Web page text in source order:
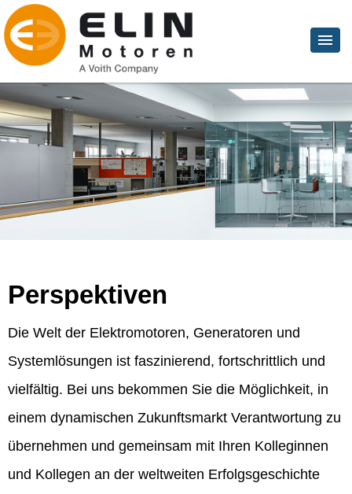
Perspektiven
Die Welt der Elektromotoren, Generatoren und
Systemlösungen ist faszinierend, fortschrittlich und
vielfältig. Bei uns bekommen Sie die Möglichkeit, in
einem dynamischen Zukunftsmarkt Verantwortung zu
übernehmen und gemeinsam mit Ihren Kolleginnen
und Kollegen an der weltweiten Erfolgsgeschichte